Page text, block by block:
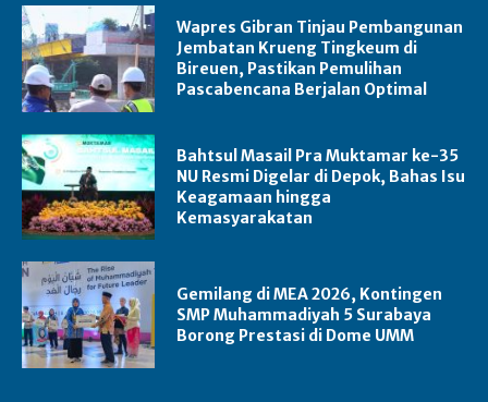
Wapres Gibran Tinjau Pembangunan
Jembatan Krueng Tingkeum di
Bireuen, Pastikan Pemulihan
Pascabencana Berjalan Optimal
Bahtsul Masail Pra Muktamar ke-35
NU Resmi Digelar di Depok, Bahas Isu
Keagamaan hingga
Kemasyarakatan
Gemilang di MEA 2026, Kontingen
SMP Muhammadiyah 5 Surabaya
Borong Prestasi di Dome UMM